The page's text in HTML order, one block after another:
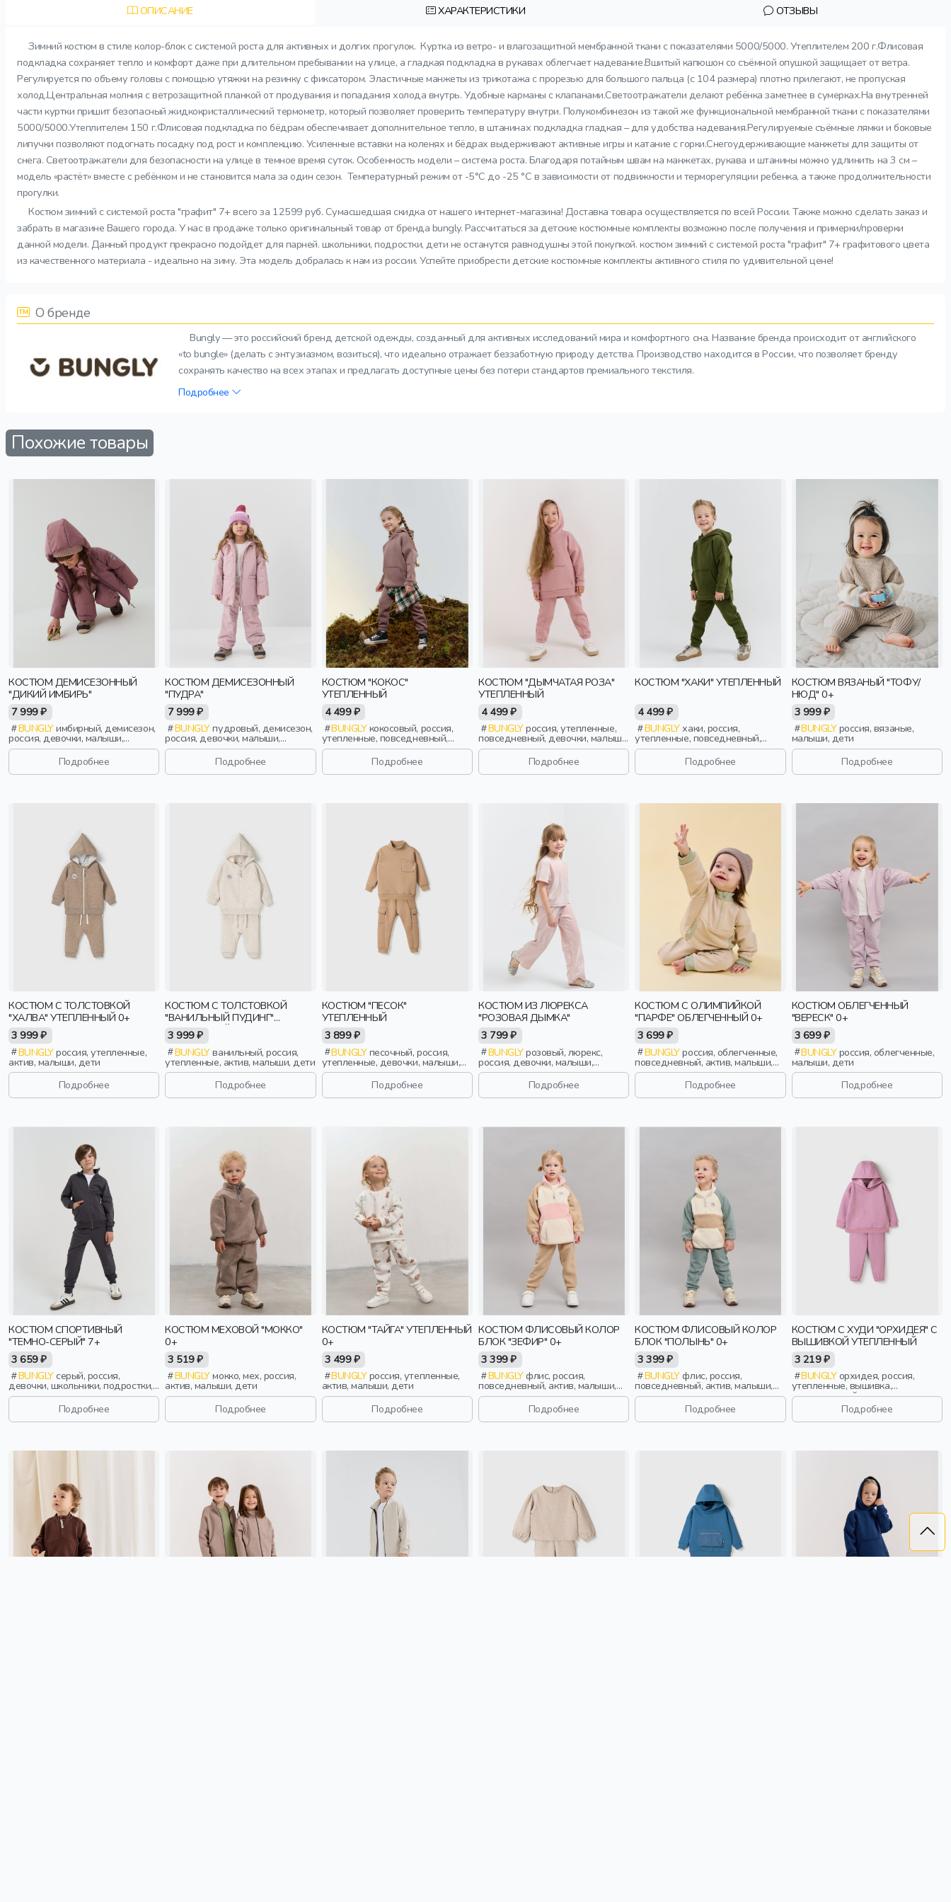
ОПИСАНИЕ ХАРАКТЕРИСТИКИ ОТЗЫВЫ
Зимний костюм в стиле колор-блок с системой роста для активных и долгих прогулок. Куртка из ветро- и влагозащитной мембранной ткани с показателями 5000/5000. Утеплителем 200 г.Флисовая
подкладка сохраняет тепло и комфорт даже при длительном пребывании на улице, а гладкая подкладка в рукавах облегчает надевание.Вшитый капюшон со съёмной опушкой защищает от ветра.
Регулируется по объему головы с помощью утяжки на резинку с фиксатором. Эластичные манжеты из трикотажа с прорезью для большого пальца (с 104 размера) плотно прилегают, не пропуская
холод.Центральная молния с ветрозащитной планкой от продувания и попадания холода внутрь. Удобные карманы с клапанами.Светоотражатели делают ребёнка заметнее в сумерках.На внутренней
части куртки пришит безопасный жидкокристаллический термометр, который позволяет проверить температуру внутри. Полукомбинезон из такой же функциональной мембранной ткани с показателями
5000/5000.Утеплителем 150 г.Флисовая подкладка по бёдрам обеспечивает дополнительное тепло, в штанинах подкладка гладкая – для удобства надевания.Регулируемые съёмные лямки и боковые
липучки позволяют подогнать посадку под рост и комплекцию. Усиленные вставки на коленях и бёдрах выдерживают активные игры и катание с горки.Снегоудерживающие манжеты для защиты от
снега. Светоотражатели для безопасности на улице в темное время суток. Особенность модели – система роста. Благодаря потайным швам на манжетах, рукава и штанины можно удлинить на 3 см –
модель «растёт» вместе с ребёнком и не становится мала за один сезон. Температурный режим от -5°C до -25 °C в зависимости от подвижности и терморегуляции ребенка, а также продолжительности
прогулки.
Костюм зимний с системой роста "графит" 7+ всего за 12599 руб. Сумасшедшая скидка от нашего интернет-магазина! Доставка товара осуществляется по всей России. Также можно сделать заказ и
забрать в магазине Вашего города. У нас в продаже только оригинальный товар от бренда bungly. Рассчитаться за детские костюмные комплекты возможно после получения и примерки/проверки
данной модели. Данный продукт прекрасно подойдет для парней. школьники, подростки, дети не останутся равнодушны этой покупкой. костюм зимний с системой роста "графит" 7+ графитового цвета
из качественного материала - идеально на зиму. Эта модель добралась к нам из россии. Успейте приобрести детские костюмные комплекты активного стиля по удивительной цене!
О бренде
Bungly — это российский бренд детской одежды, созданный для активных исследований мира и комфортного сна. Название бренда происходит от английского
«to bungle» (делать с энтузиазмом, возиться), что идеально отражает беззаботную природу детства. Производство находится в России, что позволяет бренду
сохранять качество на всех этапах и предлагать доступные цены без потери стандартов премиального текстиля.
Подробнее
Похожие товары
КОСТЮМ ДЕМИСЕЗОННЫЙ
"ДИКИЙ ИМБИРЬ"
7 999 ₽
BUNGLYимбирный, демисезон,
россия, девочки, малыши,
дошкольники, дети
Подробнее
КОСТЮМ ДЕМИСЕЗОННЫЙ
"ПУДРА"
7 999 ₽
BUNGLYпудровый, демисезон,
россия, девочки, малыши,
дошкольники, дети
Подробнее
КОСТЮМ "КОКОС"
УТЕПЛЕННЫЙ
4 499 ₽
BUNGLYкокосовый, россия,
утепленные, повседневный,
девочки, малыши, дошкольники,
Подробнее
КОСТЮМ "ДЫМЧАТАЯ РОЗА"
УТЕПЛЕННЫЙ
4 499 ₽
BUNGLYроссия, утепленные,
повседневный, девочки, малыши,
дошкольники, дети
Подробнее
КОСТЮМ "ХАКИ" УТЕПЛЕННЫЙ
4 499 ₽
BUNGLYхаки, россия,
утепленные, повседневный,
девочки, малыши, дошкольники,
Подробнее
КОСТЮМ ВЯЗАНЫЙ "ТОФУ/
НЮД" 0+
3 999 ₽
BUNGLYроссия, вязаные,
малыши, дети
Подробнее
КОСТЮМ С ТОЛСТОВКОЙ
"ХАЛВА" УТЕПЛЕННЫЙ 0+
3 999 ₽
BUNGLYроссия, утепленные,
актив, малыши, дети
Подробнее
КОСТЮМ С ТОЛСТОВКОЙ
"ВАНИЛЬНЫЙ ПУДИНГ"
УТЕПЛЕННЫЙ 0+
3 999 ₽
BUNGLYванильный, россия,
утепленные, актив, малыши, дети
Подробнее
КОСТЮМ "ПЕСОК"
УТЕПЛЕННЫЙ
3 899 ₽
BUNGLYпесочный, россия,
утепленные, девочки, малыши,
дошкольники, дети
Подробнее
КОСТЮМ ИЗ ЛЮРЕКСА
"РОЗОВАЯ ДЫМКА"
3 799 ₽
BUNGLYрозовый, люрекс,
россия, девочки, малыши,
дошкольники, дети
Подробнее
КОСТЮМ С ОЛИМПИЙКОЙ
"ПАРФЕ" ОБЛЕГЧЕННЫЙ 0+
3 699 ₽
BUNGLYроссия, облегченные,
повседневный, актив, малыши,
дети
Подробнее
КОСТЮМ ОБЛЕГЧЕННЫЙ
"ВЕРЕСК" 0+
3 699 ₽
BUNGLYроссия, облегченные,
малыши, дети
Подробнее
КОСТЮМ СПОРТИВНЫЙ
"ТЕМНО-СЕРЫЙ" 7+
3 659 ₽
BUNGLYсерый, россия,
девочки, школьники, подростки,
дети
Подробнее
КОСТЮМ МЕХОВОЙ "МОККО"
0+
3 519 ₽
BUNGLYмокко, мех, россия,
актив, малыши, дети
Подробнее
КОСТЮМ "ТАЙГА" УТЕПЛЕННЫЙ
0+
3 499 ₽
BUNGLYроссия, утепленные,
актив, малыши, дети
Подробнее
КОСТЮМ ФЛИСОВЫЙ КОЛОР
БЛОК "ЗЕФИР" 0+
3 399 ₽
BUNGLYфлис, россия,
повседневный, актив, малыши,
дети
Подробнее
КОСТЮМ ФЛИСОВЫЙ КОЛОР
БЛОК "ПОЛЫНЬ" 0+
3 399 ₽
BUNGLYфлис, россия,
повседневный, актив, малыши,
дети
Подробнее
КОСТЮМ С ХУДИ "ОРХИДЕЯ" С
ВЫШИВКОЙ УТЕПЛЕННЫЙ
3 219 ₽
BUNGLYорхидея, россия,
утепленные, вышивка,
повседневный, девочки, малыши,
дошкольники, дети
Подробнее